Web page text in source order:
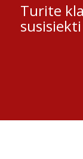
Turite